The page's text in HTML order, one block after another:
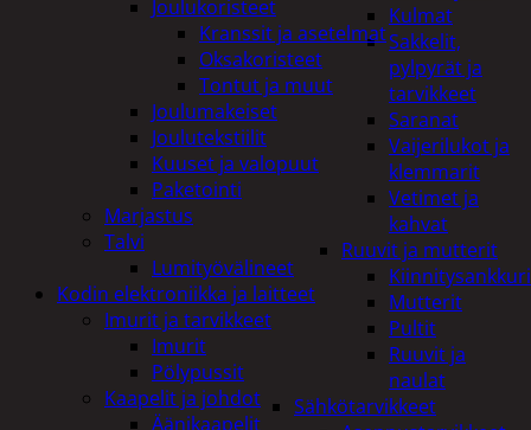
Kulmat
Sakkelit,
pylpyrät ja
tarvikkeet
Saranat
Vaijerilukot ja
klemmarit
Vetimet ja
kahvat
Ruuvit ja mutterit
Mutterit
Pultit
Ruuvit ja
naulat
Sähkötarvikkeet
Joulukoristeet
Kranssit ja asetelmat
Oksakoristeet
Tontut ja muut
Joulumakeiset
Joulutekstiilit
Kuuset ja valopuut
Paketointi
Marjastus
Talvi
Lumityövälineet
Kodin elektroniikka ja laitteet
Imurit ja tarvikkeet
Imurit
Pölypussit
Kaapelit ja johdot
Äänikaapelit